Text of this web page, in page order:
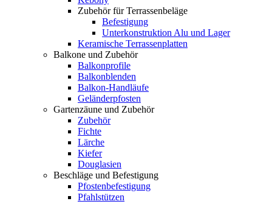
Zubehör für Terrassenbeläge
Befestigung
Unterkonstruktion Alu und Lager
Keramische Terrassenplatten
Balkone und Zubehör
Balkonprofile
Balkonblenden
Balkon-Handläufe
Geländerpfosten
Gartenzäune und Zubehör
Zubehör
Fichte
Lärche
Kiefer
Douglasien
Beschläge und Befestigung
Pfostenbefestigung
Pfahlstützen